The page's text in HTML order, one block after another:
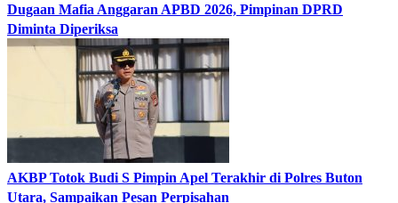
Dugaan Mafia Anggaran APBD 2026, Pimpinan DPRD
Diminta Diperiksa
AKBP Totok Budi S Pimpin Apel Terakhir di Polres Buton
Utara, Sampaikan Pesan Perpisahan